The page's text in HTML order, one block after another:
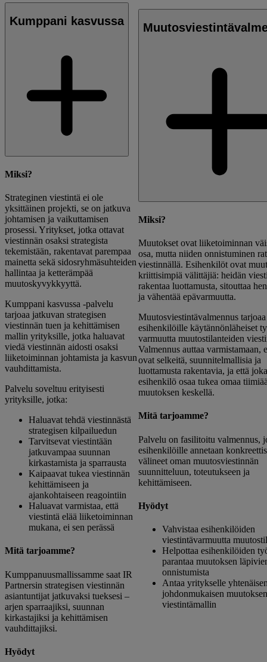
Kumppani kasvussa
Miksi?
Strateginen viestintä ei ole
yksittäinen projekti, se on jatkuva
johtamisen ja vaikuttamisen
prosessi. Yritykset, jotka ottavat
viestinnän osaksi strategista
tekemistään, rakentavat parempaa
mainetta sekä sidosryhmäsuhteiden
hallintaa ja ketterämpää
muutoskyvykkyyttä.
Kumppani kasvussa -palvelu
tarjoaa jatkuvan strategisen
viestinnän tuen ja kehittämisen
mallin yrityksille, jotka haluavat
viedä viestinnän aidosti osaksi
liiketoiminnan johtamista ja kasvun
vauhdittamista.
Palvelu soveltuu erityisesti
yrityksille, jotka:
Haluavat tehdä viestinnästä
strategisen kilpailuedun
Tarvitsevat viestintään
jatkuvampaa suunnan
kirkastamista ja sparrausta
Kaipaavat tukea viestinnän
kehittämiseen ja
ajankohtaiseen reagointiin
Haluavat varmistaa, että
viestintä elää liiketoiminnan
mukana, ei sen perässä
Mitä tarjoamme?
Kumppanuusmallissamme saat IR
Partnersin strategisen viestinnän
asiantuntijat jatkuvaksi tueksesi –
arjen sparraajiksi, suunnan
kirkastajiksi ja kehittämisen
vauhdittajiksi.
Hyödyt
Miksi?
Muutokset ovat liiketoiminnan
osa, mutta niiden onnistuminen
viestinnällä. Esihenkilöt ovat
kriittisimpiä välittäjiä: heidän
rakentaa luottamusta, sitouttaa
ja vähentää epävarmuutta.
Muutosviestintävalmennus tarjoaa
esihenkilöille käytännönläheiset
varmuutta muutostilanteiden
Valmennus auttaa varmistamaan,
ovat selkeitä, suunnitelmallisia ja
luottamusta rakentavia, ja että
esihenkilö osaa tukea omaa
muutoksen keskellä.
Mitä tarjoamme?
Palvelu on fasilitoitu valmennus,
esihenkilöille annetaan
välineet oman muutosviestinnän
suunnitteluun, toteutukseen ja
kehittämiseen.
Hyödyt
Vahvistaa esihenkilöiden
viestintävarmuutta
Helpottaa esihenkilöiden
parantaa muutoksen
onnistumista
Antaa yritykselle
johdonmukaisen muutoksen
viestintämallin